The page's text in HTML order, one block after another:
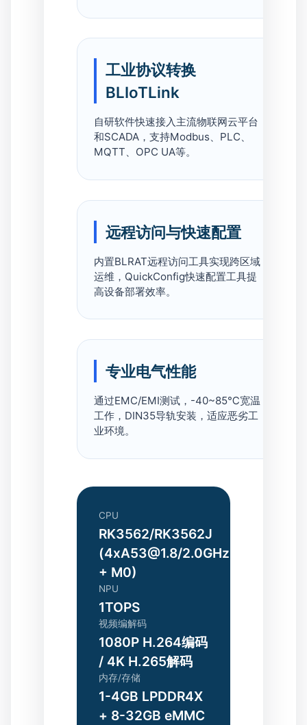
工业协议转换
BLIoTLink
自研软件快速接入主流物联网云平台
和SCADA，支持Modbus、PLC、
MQTT、OPC UA等。
远程访问与快速配置
内置BLRAT远程访问工具实现跨区域
运维，QuickConfig快速配置工具提
高设备部署效率。
专业电气性能
通过EMC/EMI测试，-40~85℃宽温
工作，DIN35导轨安装，适应恶劣工
业环境。
CPU
RK3562/RK3562J
(4xA53@1.8/2.0GHz
+ M0)
NPU
1TOPS
视频编解码
1080P H.264编码
/ 4K H.265解码
内存/存储
1-4GB LPDDR4X
+ 8-32GB eMMC